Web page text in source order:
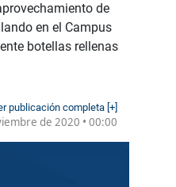
de
en el Campus
botellas rellenas
publicación completa [+]
de 2020 • 00:00